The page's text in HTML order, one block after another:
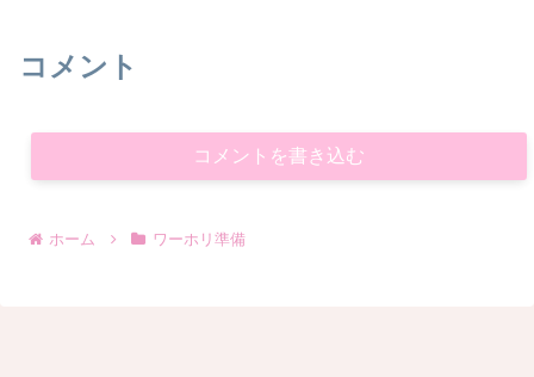
コメント
コメントを書き込む
ホーム ワーホリ準備